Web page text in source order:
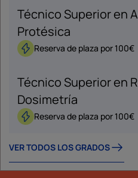
Técnico Superior en
Protésica
Reserva de plaza por 100€
Técnico Superior en
Dosimetría
Reserva de plaza por 100€
VER TODOS LOS GRADOS